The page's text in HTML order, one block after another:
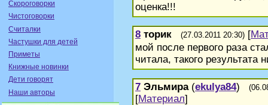
Скороговорки
Чистоговорки
Считалки
Частушки для детей
Приметы
Книжные новинки
Дети говорят
Наши авторы
оценка!!!
8 торик (27.03.2011 20:30) [
мой после первого раза
читала, такого результата
7 Эльмира(ekulya84)
[Материал]